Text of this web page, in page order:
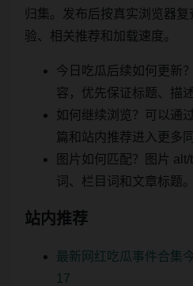
归集。发布后按真实浏览器
验、相关推荐和加载速度。
今日吃瓜后续如何更新
容，优先保证标题、描
如何继续浏览？可以通
篇和站内推荐进入更多
图片如何匹配？图片
词、栏目词和文章标题。
站内推荐
最新网红吃瓜事件合集
17